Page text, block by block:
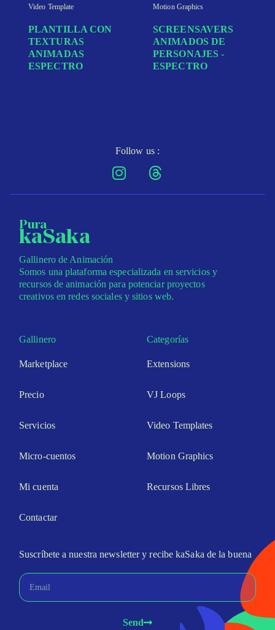
Video Template
PLANTILLA CON
TEXTURAS
ANIMADAS
ESPECTRO
Motion Graphics
SCREENSAVERS
ANIMADOS DE
PERSONAJES -
ESPECTRO
Follow us :
Pura
kaSaka
Gallinero de Animación
Somos una plataforma especializada en servicios y
recursos de animación para potenciar proyectos
creativos en redes sociales y sitios web.
Gallinero
Marketplace
Precio
Servicios
Micro-cuentos
Mi cuenta
Contactar
Categorías
Extensions
VJ Loops
Video Templates
Motion Graphics
Recursos Libres
Suscríbete a nuestra newsletter y recibe kaSaka de la buena
Send